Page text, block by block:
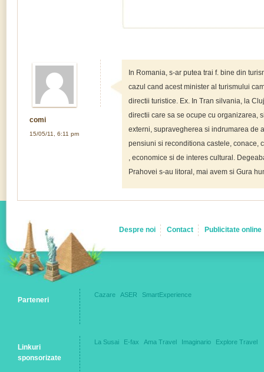
comi
15/05/11, 6:11 pm
In Romania, s-ar putea trai f. bine din
cazul cand acest minister al turismului
directii turistice. Ex. In Tran silvania, la
directii care sa se ocupe cu organizarea,
externi, supravegherea si indrumarea de
pensiuni si reconditiona castele, conace,
, economice si de interes cultural.
Prahovei s-au litoral, mai avem si Gura
Despre noi Contact Publicitate online
Parteneri
Cazare ASER SmartExperience
Linkuri
sponsorizate
La Susai E-fax Ama Travel Imaginario Explore Travel